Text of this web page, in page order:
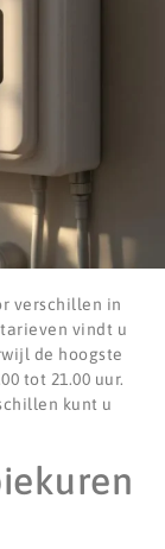
verschillen in
vindt u
de hoogste
tot 21.00 uur.
kunt u